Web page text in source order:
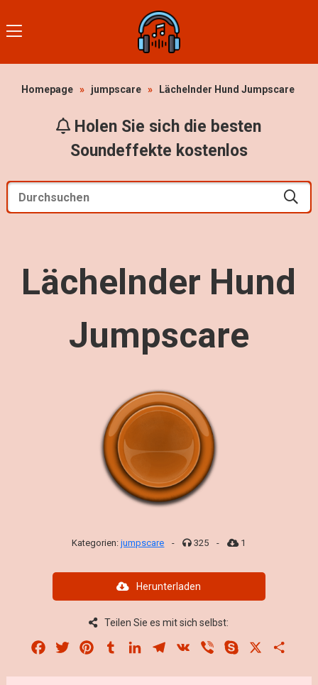
Homepage » jumpscare » Lächelnder Hund Jumpscare
Holen Sie sich die besten
Soundeffekte kostenlos
Lächelnder Hund
Jumpscare
Kategorien:jumpscare - 325 - 1
Herunterladen
Teilen Sie es mit sich selbst:
Facebook
Twitter PinterestTumblrLinkedInTelegram
VK Viber Skype